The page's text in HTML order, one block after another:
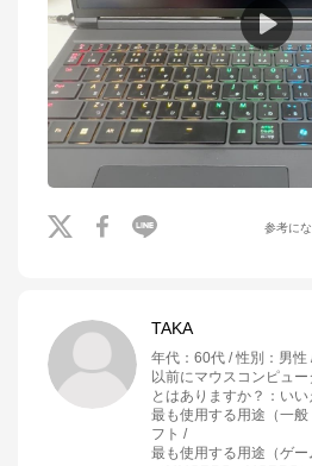
参考に
TAKA
年代 ： 60代 性別 ： 男性
以前にマウスコンピュ
とはありますか？ ： いい
最も使用する用途（一般
フト
最も使用する用途（ゲー